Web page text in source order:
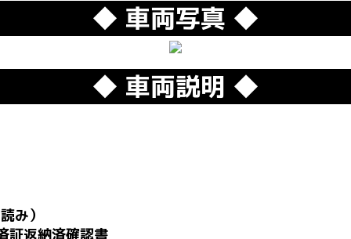
◆ 車両写真 ◆
◆ 車両説明 ◆
み）
証返納済確認書